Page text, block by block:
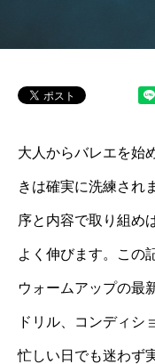
大人からバレエを始
きは確実に洗練され
序と内容で取り組め
よく伸びます。この
ウォームアップの最
ドリル、コンディシ
忙しい日でも迷わず